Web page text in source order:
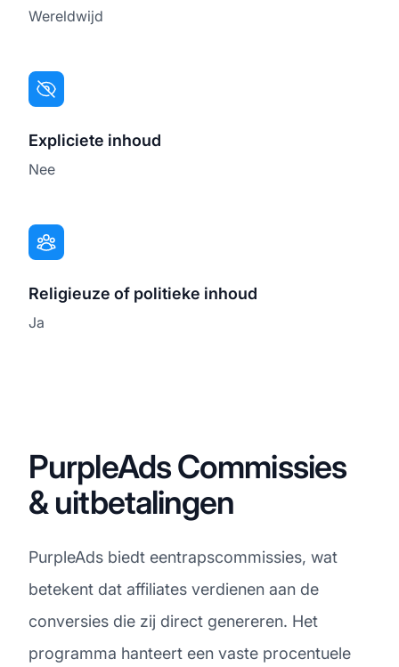
Wereldwijd
Expliciete inhoud
Nee
Religieuze of politieke inhoud
Ja
PurpleAds Commissies
& uitbetalingen
PurpleAds biedt eentrapscommissies, wat
betekent dat affiliates verdienen aan de
conversies die zij direct genereren. Het
programma hanteert een vaste procentuele